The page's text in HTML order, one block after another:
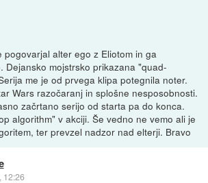
pogovarjal alter ego z Eliotom in ga
Dejansko mojstrsko prikazana "quad-
me je od prvega klipa potegnila noter.
Wars razočaranj in splošne nesposobnosti.
začrtano serijo od starta pa do konca.
algorithm" v akciji. Še vedno ne vemo ali je
ter prevzel nadzor nad elterji. Bravo
12:26